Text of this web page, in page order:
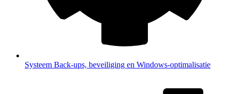
Systeem Back-ups, beveiliging en Windows-optimalisatie